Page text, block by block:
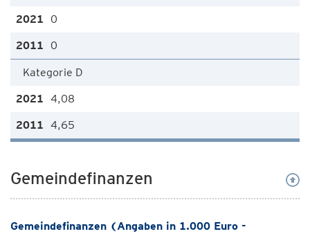
0
0
Kategorie D
4,08
4,65
Gemeindefinanzen
Gemeindefinanzen (Angaben in 1.000 Euro -